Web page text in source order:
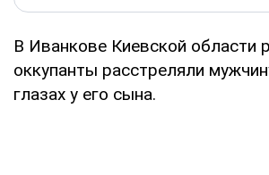
В Иванкове Киевской области
оккупанты расстреляли
глазах у его сына.